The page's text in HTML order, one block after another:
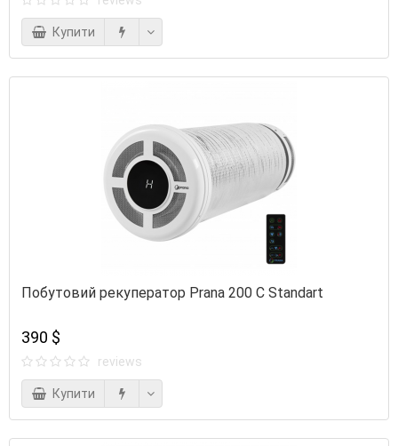
Купити
Побутовий рекуператор Prana 200 C Standart
390 $
reviews
Купити